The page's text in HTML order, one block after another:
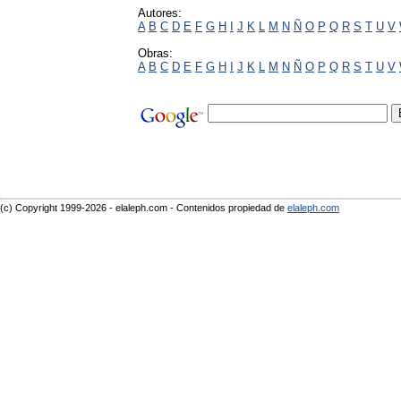
Autores:
A B C D E F G H I J K L M N Ñ O P Q R S T U V
Obras:
A B C D E F G H I J K L M N Ñ O P Q R S T U V
(c) Copyright 1999-2026 - elaleph.com - Contenidos propiedad de elaleph.com